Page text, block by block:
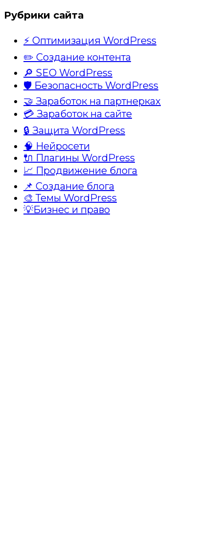
Рубрики сайта
⚡ Оптимизация WordPress
✏️ Создание контента
🔎 SEO WordPress
🛡️ Безопасность WordPress
🤝 Заработок на партнерках
💳 Заработок на сайте
🔒 Защита WordPress
🧠 Нейросети
🔌 Плагины WordPress
📈 Продвижение блога
📌 Создание блога
🎨 Темы WordPress
💡Бизнес и право